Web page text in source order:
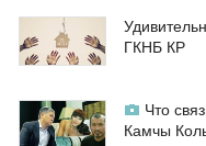
ГКНБ КР
Что
Камчы